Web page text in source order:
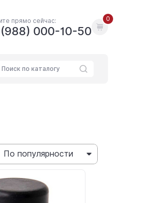
прямо сейчас:
000-10-50
0
По популярности